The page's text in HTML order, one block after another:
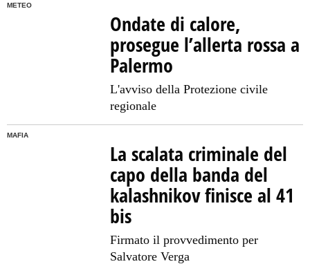
METEO
Ondate di calore,
prosegue l’allerta rossa a
Palermo
L'avviso della Protezione civile
regionale
MAFIA
La scalata criminale del
capo della banda del
kalashnikov finisce al 41
bis
Firmato il provvedimento per
Salvatore Verga